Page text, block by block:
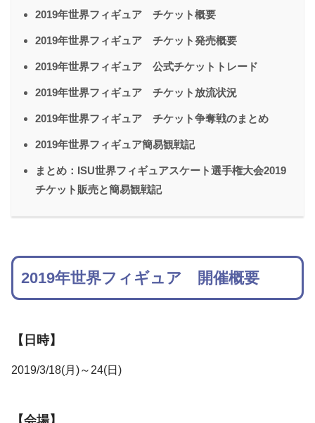
2019年世界フィギュア チケット概要
2019年世界フィギュア チケット発売概要
2019年世界フィギュア 公式チケットトレード
2019年世界フィギュア チケット放流状況
2019年世界フィギュア チケット争奪戦のまとめ
2019年世界フィギュア簡易観戦記
まとめ：ISU世界フィギュアスケート選手権大会2019
チケット販売と簡易観戦記
2019年世界フィギュア 開催概要
【日時】
2019/3/18(月)～24(日)